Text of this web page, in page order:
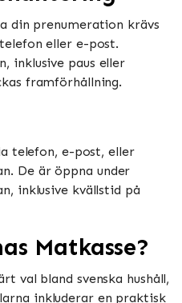
din prenumeration krävs
eller e-post.
inklusive paus eller
framförhållning.
telefon, e-post, eller
De är öppna under
inklusive kvällstid på
Matkasse?
val bland svenska hushåll,
inkluderar en praktisk